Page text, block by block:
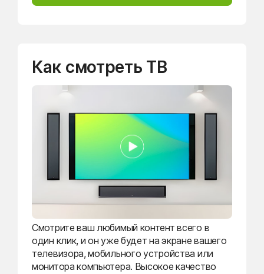
Как смотреть ТВ
Смотрите ваш любимый контент всего в
один клик, и он уже будет на экране вашего
телевизора, мобильного устройства или
монитора компьютера. Высокое качество